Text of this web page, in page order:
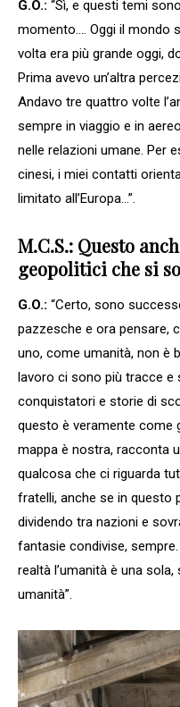
G.O.: “Sì, e questi temi
momento…. Oggi il mondo
volta era più grande oggi,
Prima avevo un’altra
Andavo tre quattro volte
sempre in viaggio e in
nelle relazioni umane. Per
cinesi, i miei contatti
limitato all’Europa…”.
M.C.S.: Questo
geopolitici che si
G.O.: “Certo, sono
pazzesche e ora pensare,
uno, come umanità, non è
lavoro ci sono più tracce e
conquistatori e storie di
questo è veramente come
mappa è nostra, racconta
qualcosa che ci riguarda
fratelli, anche se in questo
dividendo tra nazioni e
fantasie condivise,
realtà l’umanità è una
umanità”.